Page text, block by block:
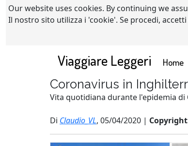
Our website uses cookies. By continuing we
Il nostro sito utilizza i 'cookie'. Se procedi,
Viaggiare Leggeri Home
Coronavirus in
Vita quotidiana durante l'epidemia di
Di Claudio_VL, 05/04/2020 |